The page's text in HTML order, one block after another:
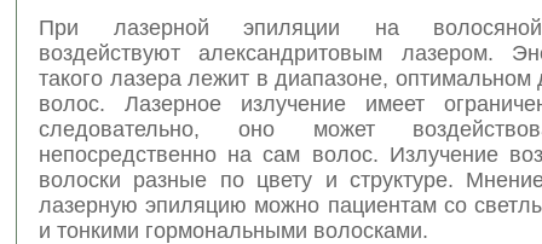
При лазерной эпиляции на
воздействуют александритовым лазером.
такого лазера лежит в диапазоне, оптимальном
волос. Лазерное излучение имеет
следовательно, оно может
непосредственно на сам волос. Излучение
волоски разные по цвету и структуре.
лазерную эпиляцию можно пациентам со
и тонкими гормональными волосками.